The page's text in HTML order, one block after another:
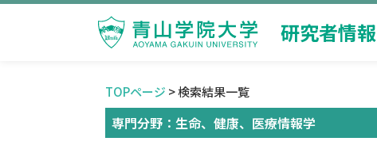
研究者情報
TOPページ > 検索結果一覧
専門分野：生命、健康、医療情報学